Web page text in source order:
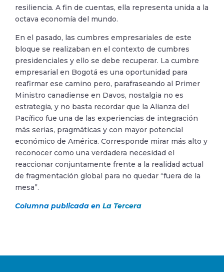
resiliencia. A fin de cuentas, ella representa unida a la
octava economía del mundo.
En el pasado, las cumbres empresariales de este
bloque se realizaban en el contexto de cumbres
presidenciales y ello se debe recuperar. La cumbre
empresarial en Bogotá es una oportunidad para
reafirmar ese camino pero, parafraseando al Primer
Ministro canadiense en Davos, nostalgia no es
estrategia, y no basta recordar que la Alianza del
Pacífico fue una de las experiencias de integración
más serias, pragmáticas y con mayor potencial
económico de América. Corresponde mirar más alto y
reconocer como una verdadera necesidad el
reaccionar conjuntamente frente a la realidad actual
de fragmentación global para no quedar “fuera de la
mesa”.
Columna publicada en La Tercera